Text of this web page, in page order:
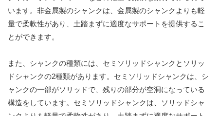
います。非金属製のシャンクは、金属製のシャンクよりも軽
量で柔軟性があり、土踏まずに適度なサポートを提供するこ
とができます。
また、シャンクの種類には、セミソリッドシャンクとソリッ
ドシャンクの2種類があります。セミソリッドシャンクは、シ
ャンクの一部がソリッドで、残りの部分が空洞になっている
構造をしています。セミソリッドシャンクは、ソリッドシャ